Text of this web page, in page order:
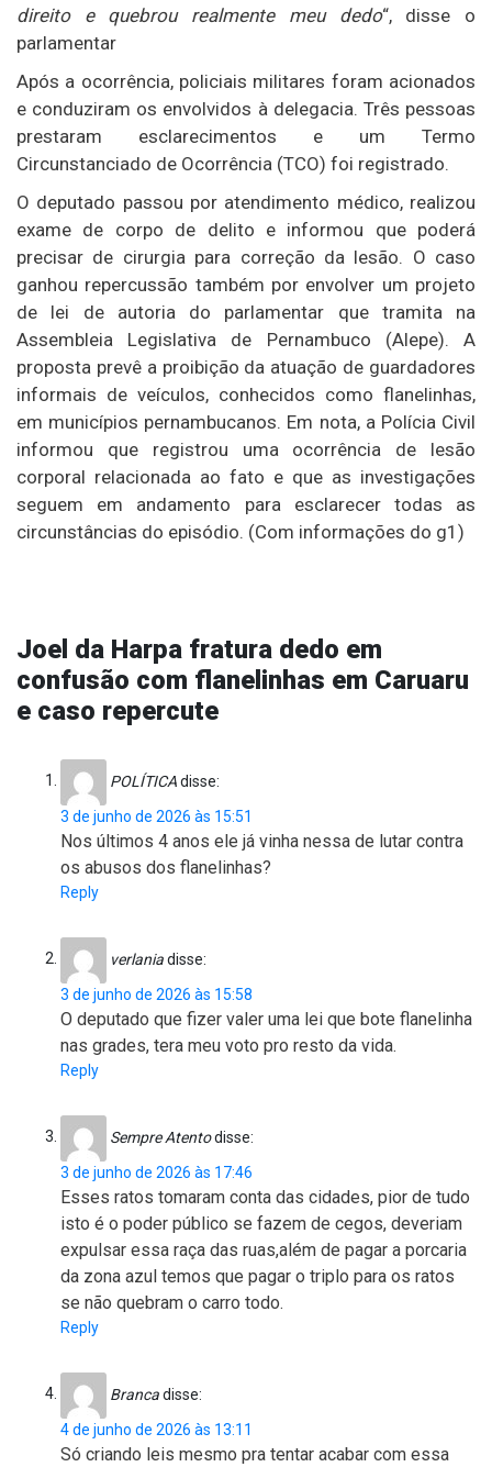
direito e quebrou realmente meu dedo“, disse o
parlamentar
Após a ocorrência, policiais militares foram acionados
e conduziram os envolvidos à delegacia. Três pessoas
prestaram esclarecimentos e um Termo
Circunstanciado de Ocorrência (TCO) foi registrado.
O deputado passou por atendimento médico, realizou
exame de corpo de delito e informou que poderá
precisar de cirurgia para correção da lesão. O caso
ganhou repercussão também por envolver um projeto
de lei de autoria do parlamentar que tramita na
Assembleia Legislativa de Pernambuco (Alepe). A
proposta prevê a proibição da atuação de guardadores
informais de veículos, conhecidos como flanelinhas,
em municípios pernambucanos. Em nota, a Polícia Civil
informou que registrou uma ocorrência de lesão
corporal relacionada ao fato e que as investigações
seguem em andamento para esclarecer todas as
circunstâncias do episódio. (Com informações do g1)
Joel da Harpa fratura dedo em
confusão com flanelinhas em Caruaru
e caso repercute
POLÍTICAdisse:
3 de junho de 2026 às 15:51
Nos últimos 4 anos ele já vinha nessa de lutar contra
os abusos dos flanelinhas?
Reply
verlaniadisse:
3 de junho de 2026 às 15:58
O deputado que fizer valer uma lei que bote flanelinha
nas grades, tera meu voto pro resto da vida.
Reply
Sempre Atentodisse:
3 de junho de 2026 às 17:46
Esses ratos tomaram conta das cidades, pior de tudo
isto é o poder público se fazem de cegos, deveriam
expulsar essa raça das ruas,além de pagar a porcaria
da zona azul temos que pagar o triplo para os ratos
se não quebram o carro todo.
Reply
Brancadisse:
4 de junho de 2026 às 13:11
Só criando leis mesmo pra tentar acabar com essa